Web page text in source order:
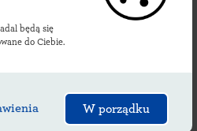
będą się
do Ciebie.
W porządku
Grodzisk Mazowiecki
Prokuratury Rejonowej w
PayByLink